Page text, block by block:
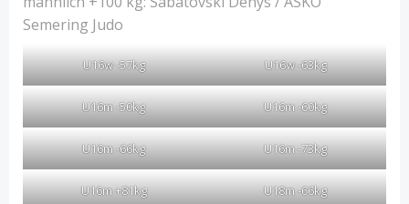
Semering Judo
U16w -57kg U16w -63kg
U16m -50kg U16m -60kg
U16m -66kg U16m -73kg
U16m +81kg U18m -66kg